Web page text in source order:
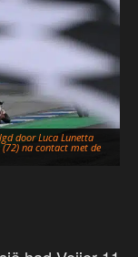
door Luca Lunetta
na contact met de